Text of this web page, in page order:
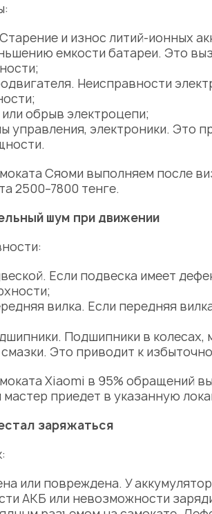
и износ литий-ионных
емкости батареи. Это
Неисправности
обрыв электроцепи;
управления, электроники. Это
Сяоми выполняем после
2500–7800 тенге.
шум при движении
Если подвеска имеет
вилка. Если передняя
Подшипники в колесах,
Это приводит к
Xiaomi в 95% обращений
мастер приедет в указанную
заряжаться
или повреждена. У
АКБ или невозможности